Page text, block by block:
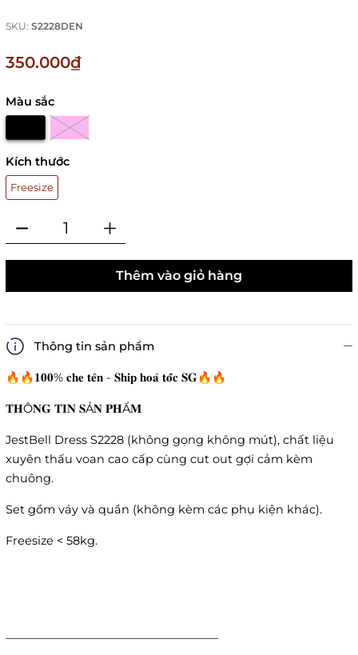
SKU: S2228DEN
350.000₫
Màu sắc
Kích thước
Freesize
Thêm vào giỏ hàng
Thông tin sản phẩm
🔥🔥𝟏𝟎𝟎% 𝐜𝐡𝐞 𝐭𝐞̂𝐧 - 𝐒𝐡𝐢𝐩 𝐡𝐨𝐚̉ 𝐭𝐨̂́𝐜 𝐒𝐆🔥🔥
𝐓𝐇Ô𝐍𝐆 𝐓𝐈𝐍 𝐒Ả𝐍 𝐏𝐇Ẩ𝐌
JestBell Dress S2228 (không gọng không mút), chất liệu
xuyên thấu voan cao cấp cùng cut out gợi cảm kèm
chuông.
Set gồm váy và quần (không kèm các phụ kiện khác).
Freesize < 58kg.